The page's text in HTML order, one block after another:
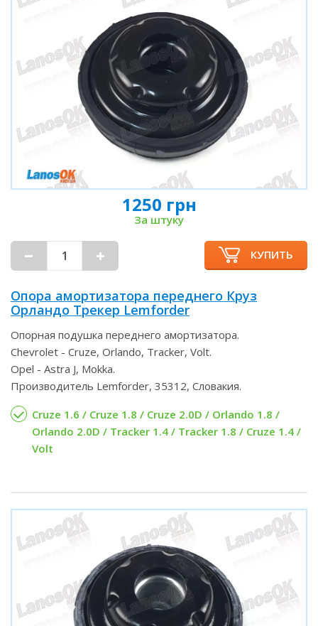
1250 грн
За штуку
КУПИТЬ
Опора амортизатора переднего Круз
Орландо Трекер Lemforder
Опорная подушка переднего амортизатора.
Chevrolet - Cruze, Orlando, Tracker, Volt.
Opel - Astra J, Mokka.
Производитель Lemforder, 35312, Словакия.
Cruze 1.6 / Cruze 1.8 / Cruze 2.0D / Orlando 1.8 /
Orlando 2.0D / Tracker 1.4 / Tracker 1.8 / Cruze 1.4 /
Volt